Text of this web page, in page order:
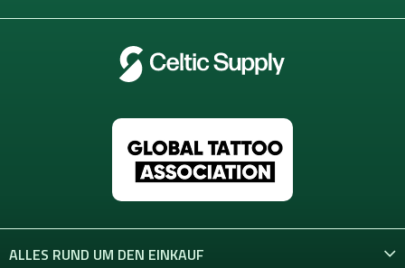
ALLES RUND UM DEN EINKAUF